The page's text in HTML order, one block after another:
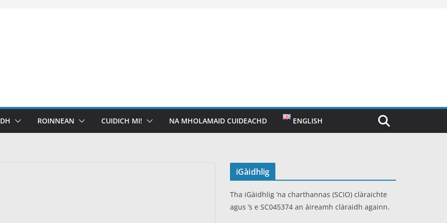
ROINNEAN CUIDICH MI! NA MHOLAMAID CUIDEACHD ENGLISH
iGàidhlig
Tha iGàidhlig ’na charthannas (SCIO) clàraichte
agus ’s e SC045374 an àireamh clàraidh againn.